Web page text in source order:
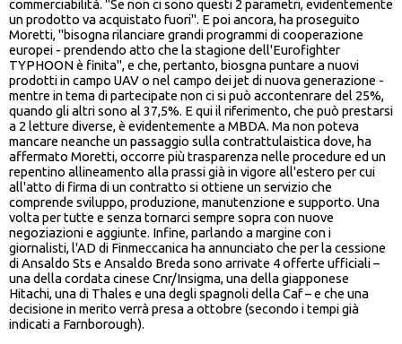
commerciabilità. "Se non ci sono questi 2 parametri, evidentemente
un prodotto va acquistato fuori". E poi ancora, ha proseguito
Moretti, "bisogna rilanciare grandi programmi di cooperazione
europei - prendendo atto che la stagione dell'Eurofighter
TYPHOON è finita", e che, pertanto, biosgna puntare a nuovi
prodotti in campo UAV o nel campo dei jet di nuova generazione -
mentre in tema di partecipate non ci si può accontenrare del 25%,
quando gli altri sono al 37,5%. E qui il riferimento, che può prestarsi
a 2 letture diverse, è evidentemente a MBDA. Ma non poteva
mancare neanche un passaggio sulla contrattulaistica dove, ha
affermato Moretti, occorre più trasparenza nelle procedure ed un
repentino allineamento alla prassi già in vigore all'estero per cui
all'atto di firma di un contratto si ottiene un servizio che
comprende sviluppo, produzione, manutenzione e supporto. Una
volta per tutte e senza tornarci sempre sopra con nuove
negoziazioni e aggiunte. Infine, parlando a margine con i
giornalisti, l'AD di Finmeccanica ha annunciato che per la cessione
di Ansaldo Sts e Ansaldo Breda sono arrivate 4 offerte ufficiali –
una della cordata cinese Cnr/Insigma, una della giapponese
Hitachi, una di Thales e una degli spagnoli della Caf – e che una
decisione in merito verrà presa a ottobre (secondo i tempi già
indicati a Farnborough).